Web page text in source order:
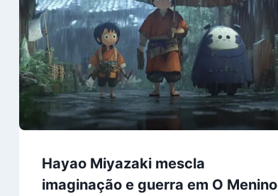
Hayao Miyazaki mescla
imaginação e guerra em O Menino